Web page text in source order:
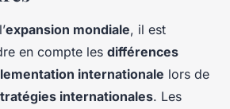
expansion mondiale, il est
en compte les différences
internationale lors de
internationales. Les